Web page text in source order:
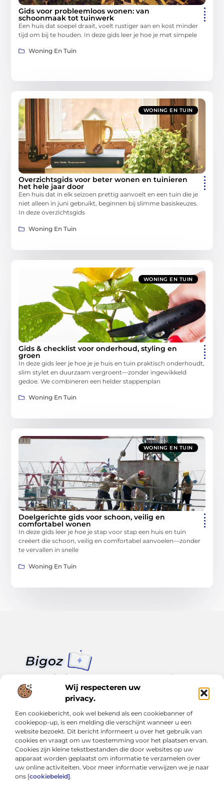
Wij respecteren uw
privacy.
Een cookiebericht, ook wel bekend als een cookiebanner of
cookiepop-up, is een melding die verschijnt wanneer u een
website bezoekt. Dit bericht informeert u over het gebruik van
cookies en vraagt om uw toestemming voor het plaatsen ervan.
Cookies zijn kleine tekstbestanden die door websites op uw
apparaat worden geplaatst om informatie te verzamelen over
uw online activiteiten. Voor meer informatie verwijzen we je naar
ons [cookiebeleid].
Gids voor probleemloos wonen: van
schoonmaak tot tuinwerk
Een huis dat soepel draait, voelt rustiger aan en kost minder
tijd om bij te houden. In deze gids leer je hoe je met simpele
Woning En Tuin
WONING EN TUIN
Overzichtsgids voor beter wonen en tuinieren
het hele jaar door
Een huis dat in elk seizoen prettig aanvoelt en een tuin die je
niet alleen in juni gebruikt, beginnen bij slimme basiskeuzes.
In deze overzichtsgids
Woning En Tuin
WONING EN TUIN
Gids & checklist voor onderhoud, styling en
groen
In deze gids leer je hoe je je huis en tuin praktisch onderhoudt,
slim stylet en duurzaam vergroent—zonder ingewikkeld
gedoe. We combineren een helder stappenplan
Woning En Tuin
WONING EN TUIN
Doelgerichte gids voor schoon, veilig en
comfortabel wonen
In deze gids leer je hoe je stap voor stap een huis en tuin
creëert die schoon, veilig en comfortabel aanvoelen—zonder
te vervallen in snelle
Woning En Tuin
Van klein nieuws tot grote trends – alles op Bigoz.nl.
Lees inspirerende blogs en artikelen over het dagelijks leven,
actualiteit en meer.
Bericht categorie
Onze informatie